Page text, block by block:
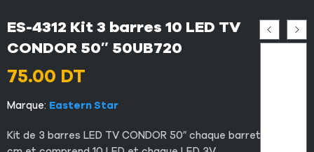
ES-4312 Kit 3 barres 10 LED TV
CONDOR 50″ 50UB720
75.00 DT
Marque: Eastern Star
Kit de 3 barres LED TV CONDOR 50″ chaque barrette 94